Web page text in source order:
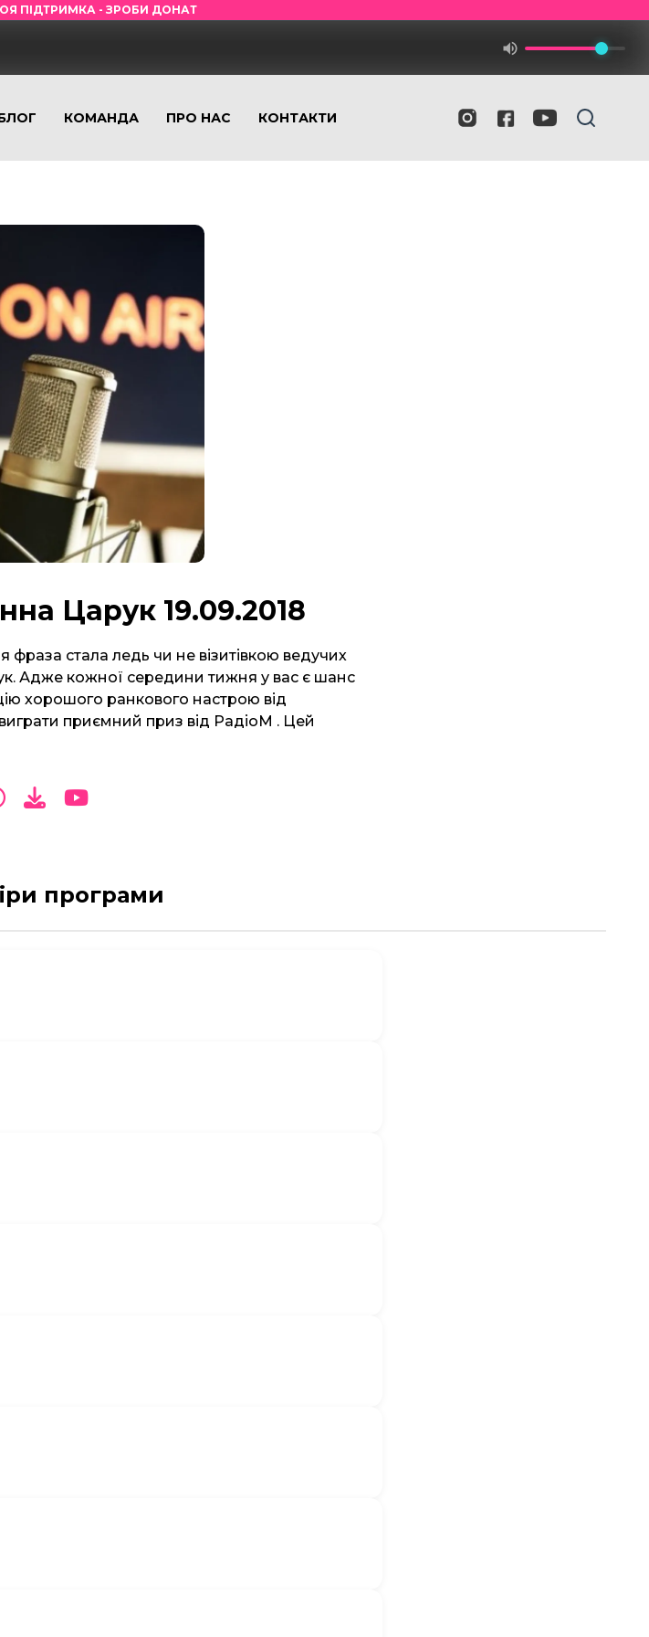
ПІДТРИМКА - ЗРОБИ ДОНАТ
КОМАНДА ПРО НАС КОНТАКТИ
Царук 19.09.2018
фраза стала ледь чи не візитівкою ведучих
Адже кожної середини тижня у вас є шанс
хорошого ранкового настрою від
приємний приз від РадіоМ . Цей
програми